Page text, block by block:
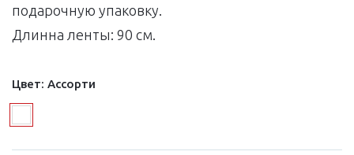
подарочную упаковку.
Длинна ленты: 90 см.
Цвет: Ассорти